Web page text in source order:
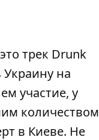
трек Drunk
Украину на
участие, у
количеством
в Киеве. Не